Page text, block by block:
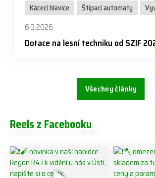
Kácecí hlavice Štípací automaty
6.3.2026
Dotace na lesní techniku od SZIF
Všechny články
Reels z Facebooku